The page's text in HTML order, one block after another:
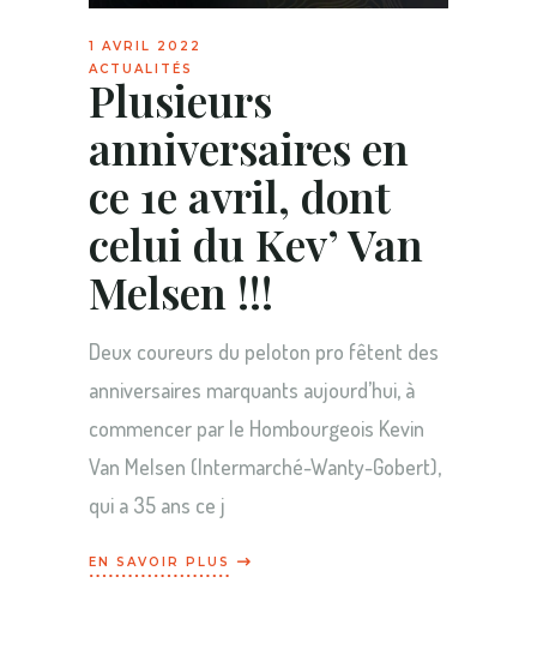
1 AVRIL 2022
ACTUALITÉS
Plusieurs
anniversaires en
ce 1e avril, dont
celui du Kev’ Van
Melsen !!!
Deux coureurs du peloton pro fêtent des
anniversaires marquants aujourd’hui, à
commencer par le Hombourgeois Kevin
Van Melsen (Intermarché-Wanty-Gobert),
qui a 35 ans ce j